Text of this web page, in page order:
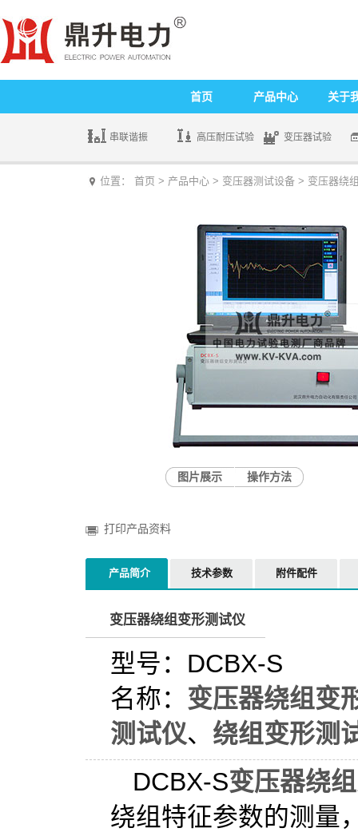
首页 产品中心 关于
串联谐振 高压耐压试验 变压器试验
位置： 首页 > 产品中心 > 变压器测试设备 > 变压器绕
图片展示 操作方法
打印产品资料
产品简介 技术参数 附件配件
变压器绕组变形测试仪
型号：DCBX-S
名称： 变压器绕组变
测试仪、 绕组变形测
DCBX-S变压器绕
绕组特征参数的测量